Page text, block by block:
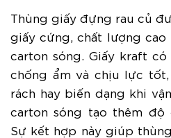
Thùng giấy đựng rau củ
giấy cứng, chất lượng
carton sóng. Giấy kraft có
chống ẩm và chịu lực
rách hay biến dạng khi
carton sóng tạo thêm độ
Sự kết hợp này giúp